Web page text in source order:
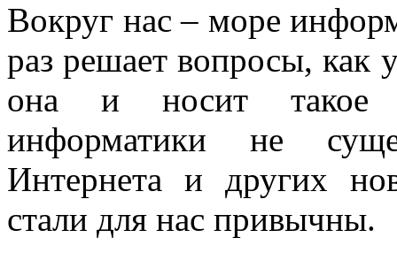
Вокруг нас – море
раз решает вопросы, как
она и носит такое
информатики не
Интернета и других
стали для нас привычны.